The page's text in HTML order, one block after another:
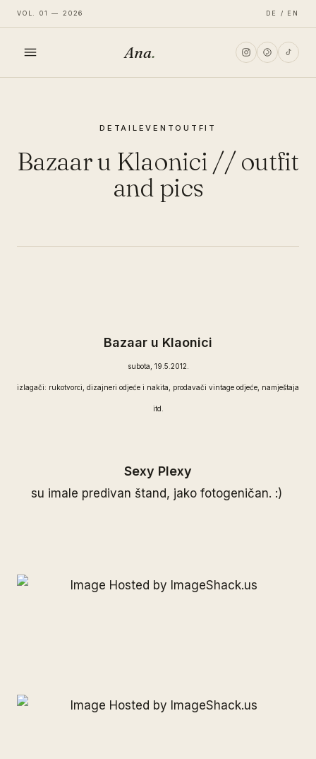
VOL. 01 — 2026 DE / EN
Ana.
DETAIL EVENTOUTFIT
Bazaar u Klaonici // outfit
and pics
Bazaar u Klaonici
subota, 19.5.2012.
izlagači: rukotvorci, dizajneri odjeće i nakita, prodavači vintage odjeće, namještaja
itd.
Sexy Plexy
su imale predivan štand, jako fotogeničan. :)